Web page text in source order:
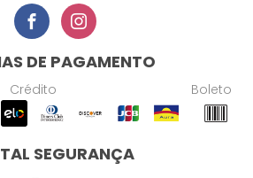
DE PAGAMENTO
Crédito Boleto
SEGURANÇA